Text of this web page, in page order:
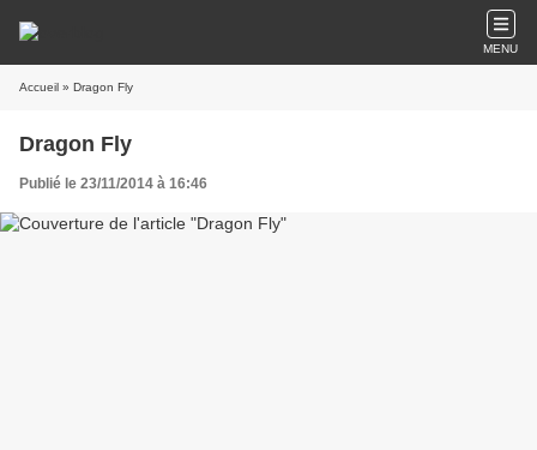
MENU
Accueil » Dragon Fly
Dragon Fly
Publié le 23/11/2014 à 16:46